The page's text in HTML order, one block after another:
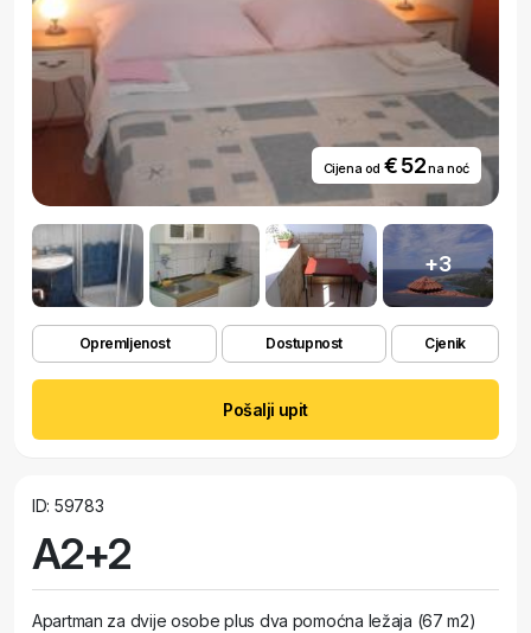
Cijena od € 52na noć
+3
Opremljenost Dostupnost Cjenik
Pošalji upit
ID: 59783
A2+2
Apartman za dvije osobe plus dva pomoćna ležaja (67 m2)